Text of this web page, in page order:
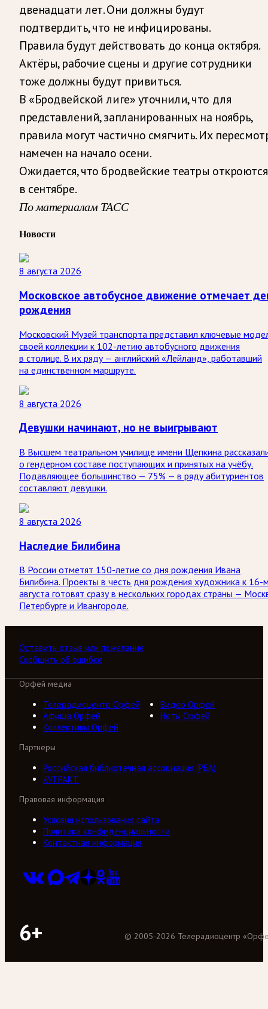
двенадцати лет. Они должны будут
подтвердить, что не инфицированы.
Правила будут действовать до конца октября.
Актёры, рабочие сцены и другие сотрудники
тоже должны будут привиться.
В «Бродвейской лиге» уточнили, что для
представлений, запланированных на ноябрь,
правила могут частично смягчить. Их
намечен на начало осени.
Ожидается, что бродвейские театры откроются
в сентябре.
По материалам ТАСС
Новости
8 августа 2026
Московское автобусное движение отмечает
рождения
Московский Музей транспорта представил ключевые
своей коллекции к 102-летию автобусного движения
в столице. В их ряду — английский «Лейланд», работавший
на единственном маршруте.
8 августа 2026
Девушки начинают, но не выигрывают
В Высшем театральном училище имени Щепкина
о гендерном составе поступающих и принятых на учёбу.
Подавляющее большинство — 75% — в ряду абитуриентов
составляют девушки.
8 августа 2026
Наследие Билибина
В России отметят 150-летие со дня рождения Ивана
Билибина. Проекты в честь дня рождения художника к 16-
августа готовят сразу в нескольких городах страны —
Петербурге и Ивангороде.
Оставить отзыв или пожелание
Сообщить об ошибке
Орфей медиа
Телерадиоцентр Орфей
Видео Орфей
Афиша Орфей
Ноты Орфей
Коллективы Орфей
Партнеры
Российская библиотечная ассоциация (РБА)
///ТРАКТ
Правовая информация
Условия использования сайта
Политика конфиденциальности
Контактная информация
6+ © 2005-2026 Телерадиоцентр